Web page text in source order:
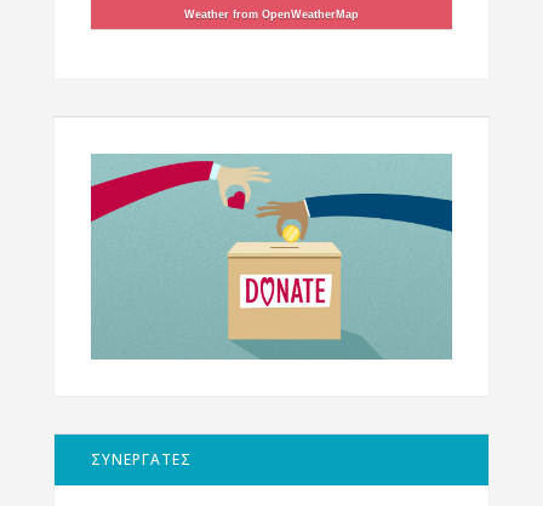
Weather from OpenWeatherMap
ΣΥΝΕΡΓΑΤΕΣ